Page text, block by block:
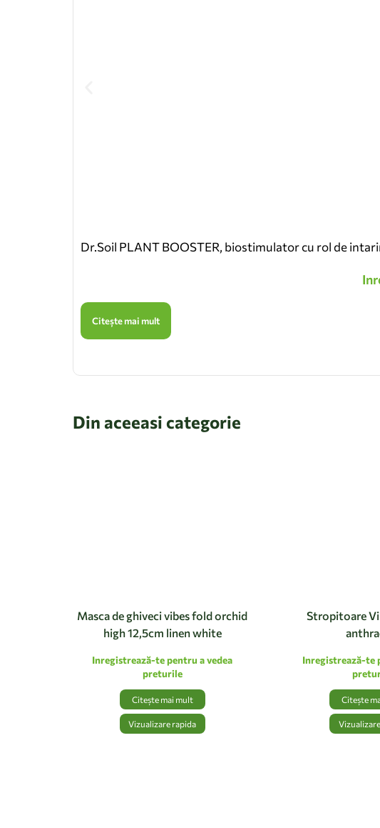
Dr.Soil PLANT BOOSTER, biostimulator cu rol de
Citește mai mult
Din aceeasi categorie
Masca de ghiveci vibes fold orchid
high 12,5cm linen white
Inregistrează-te pentru a vedea
preturile
Citește mai mult
Vizualizare rapida
Stropitoare
Inregistrează-te
Citește